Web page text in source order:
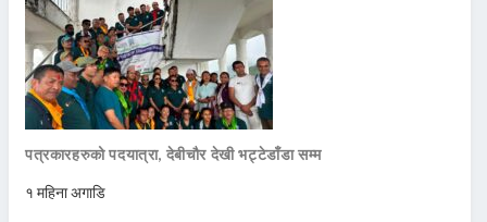
पत्रकारहरुको पदयात्रा, देबीचौर देखी भट्टेडाँडा सम्म
१ महिना अगाडि